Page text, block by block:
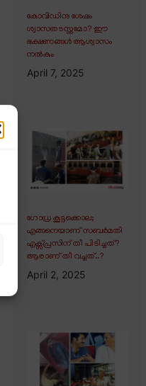
കോവിഡിനു ശേഷം
ശ്വാസതടസ്സമോ? ഈ
ഭക്ഷണങ്ങൾ ആശ്വാസം
നൽകും
April 7, 2025
ഗോധ്ര കൂട്ടക്കൊല;
എങ്ങനെയാണ് സബർമതി
എക്സ്പ്രസിന് തീ പിടിച്ചത്?
ആരാണ് തീ വച്ചത്..?
April 2, 2025